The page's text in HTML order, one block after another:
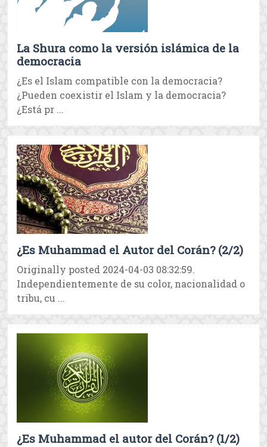
La Shura como la versión islámica de la
democracia
¿Es el Islam compatible con la democracia?
¿Pueden coexistir el Islam y la democracia?
¿Está pr ...
¿Es Muhammad el Autor del Corán? (2/2)
Originally posted 2024-04-03 08:32:59.
Independientemente de su color, nacionalidad o
tribu, cu ...
¿Es Muhammad el autor del Corán? (1/2)